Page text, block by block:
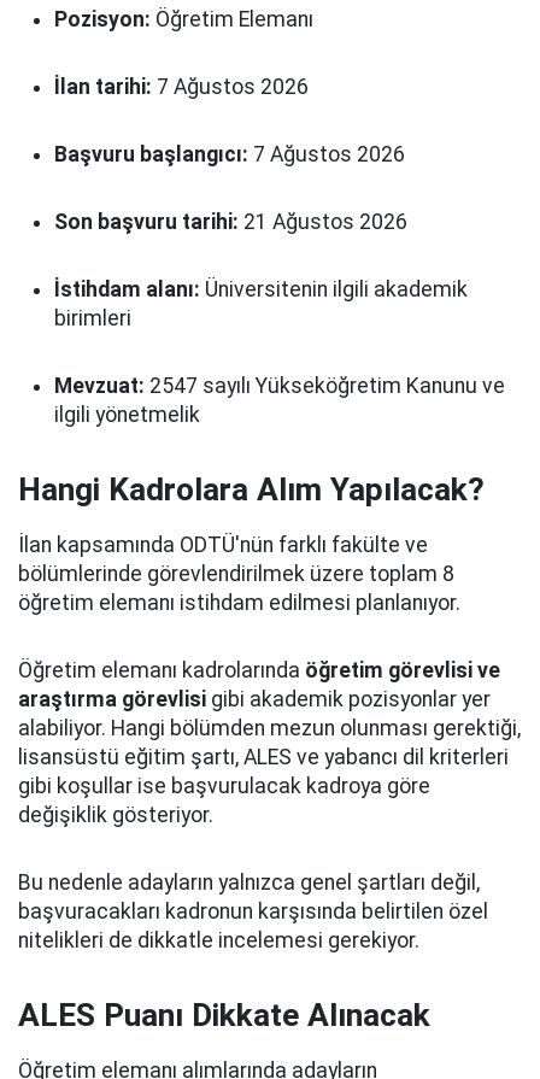
Pozisyon: Öğretim Elemanı
İlan tarihi: 7 Ağustos 2026
Başvuru başlangıcı: 7 Ağustos 2026
Son başvuru tarihi: 21 Ağustos 2026
İstihdam alanı: Üniversitenin ilgili akademik
birimleri
Mevzuat: 2547 sayılı Yükseköğretim Kanunu ve
ilgili yönetmelik
Hangi Kadrolara Alım Yapılacak?
İlan kapsamında ODTÜ'nün farklı fakülte ve
bölümlerinde görevlendirilmek üzere toplam 8
öğretim elemanı istihdam edilmesi planlanıyor.
Öğretim elemanı kadrolarında öğretim görevlisi ve
araştırma görevlisi gibi akademik pozisyonlar yer
alabiliyor. Hangi bölümden mezun olunması gerektiği,
lisansüstü eğitim şartı, ALES ve yabancı dil kriterleri
gibi koşullar ise başvurulacak kadroya göre
değişiklik gösteriyor.
Bu nedenle adayların yalnızca genel şartları değil,
başvuracakları kadronun karşısında belirtilen özel
nitelikleri de dikkatle incelemesi gerekiyor.
ALES Puanı Dikkate Alınacak
Öğretim elemanı alımlarında adayların